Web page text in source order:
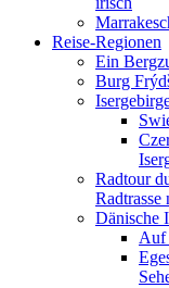
Reise-Regionen
Ein
Burg
Radtour
Dänische
Auf